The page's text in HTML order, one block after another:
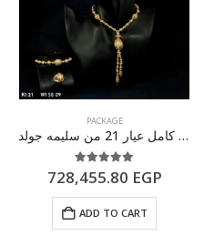
PACKAGE
طقم ذهب كامل عيار 21 من سليمه جولد
5.00out of 5
728,455.80 EGP
ADD TO CART